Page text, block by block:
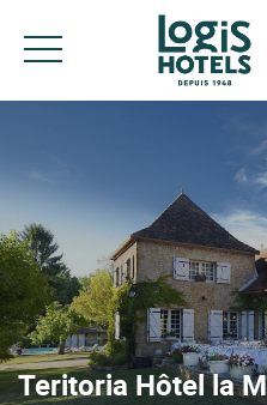
Teritoria Hôtel la